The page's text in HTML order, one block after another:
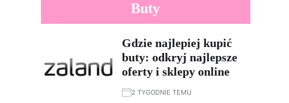
Buty
Gdzie najlepiej kupić
buty: odkryj najlepsze
oferty i sklepy online
2 TYGODNIE TEMU